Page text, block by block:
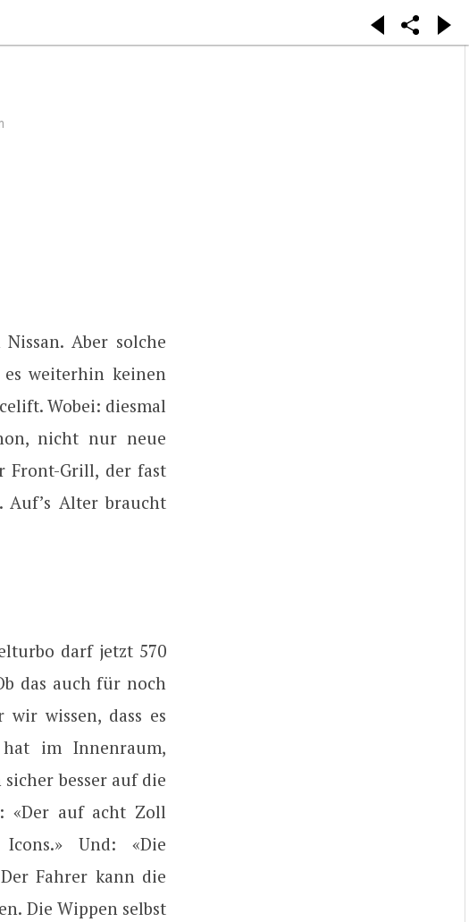
Aber solche
weiterhin keinen
Wobei: diesmal
nicht nur neue
Front-Grill, der fast
Auf’s Alter braucht
darf jetzt 570
das auch für noch
wissen, dass es
im Innenraum,
besser auf die
«Der auf acht Zoll
Und: «Die
Fahrer kann die
Die Wippen selbst